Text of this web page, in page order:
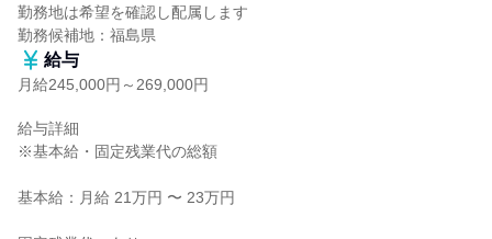
勤務地は希望を確認し配属します
勤務候補地：福島県
給与
月給245,000円～269,000円
給与詳細
※基本給・固定残業代の総額
基本給：月給 21万円 〜 23万円